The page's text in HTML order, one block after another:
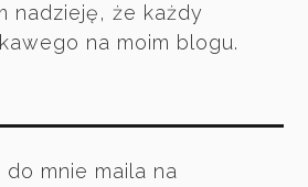
nadzieję, że każdy
na moim blogu.
mnie maila na